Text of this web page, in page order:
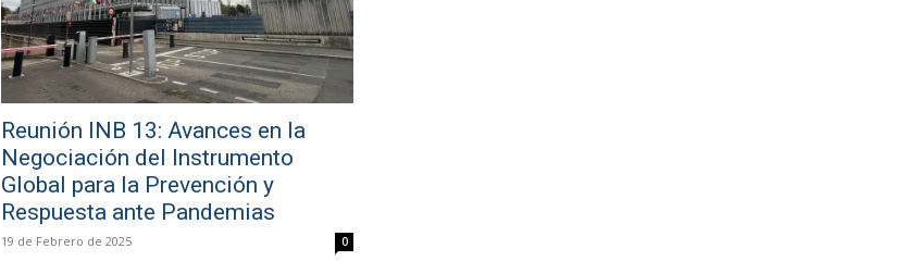
Reunión INB 13: Avances en la
Negociación del Instrumento
Global para la Prevención y
Respuesta ante Pandemias
19 de Febrero de 2025 0